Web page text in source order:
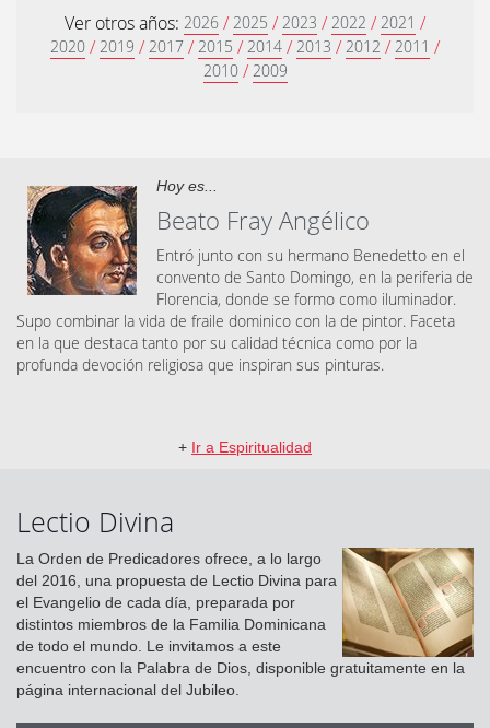
Ver otros años: 2026 / 2025 / 2023 / 2022 / 2021 /
2020 / 2019 / 2017 / 2015 / 2014 / 2013 / 2012 / 2011 /
2010 / 2009
Hoy es...
Beato Fray Angélico
Entró junto con su hermano Benedetto en el
convento de Santo Domingo, en la periferia de
Florencia, donde se formo como iluminador.
Supo combinar la vida de fraile dominico con la de pintor. Faceta
en la que destaca tanto por su calidad técnica como por la
profunda devoción religiosa que inspiran sus pinturas.
+ Ir a Espiritualidad
Lectio Divina
La Orden de Predicadores ofrece, a lo largo
del 2016, una propuesta de Lectio Divina para
el Evangelio de cada día, preparada por
distintos miembros de la Familia Dominicana
de todo el mundo. Le invitamos a este
encuentro con la Palabra de Dios, disponible gratuitamente en la
página internacional del Jubileo.